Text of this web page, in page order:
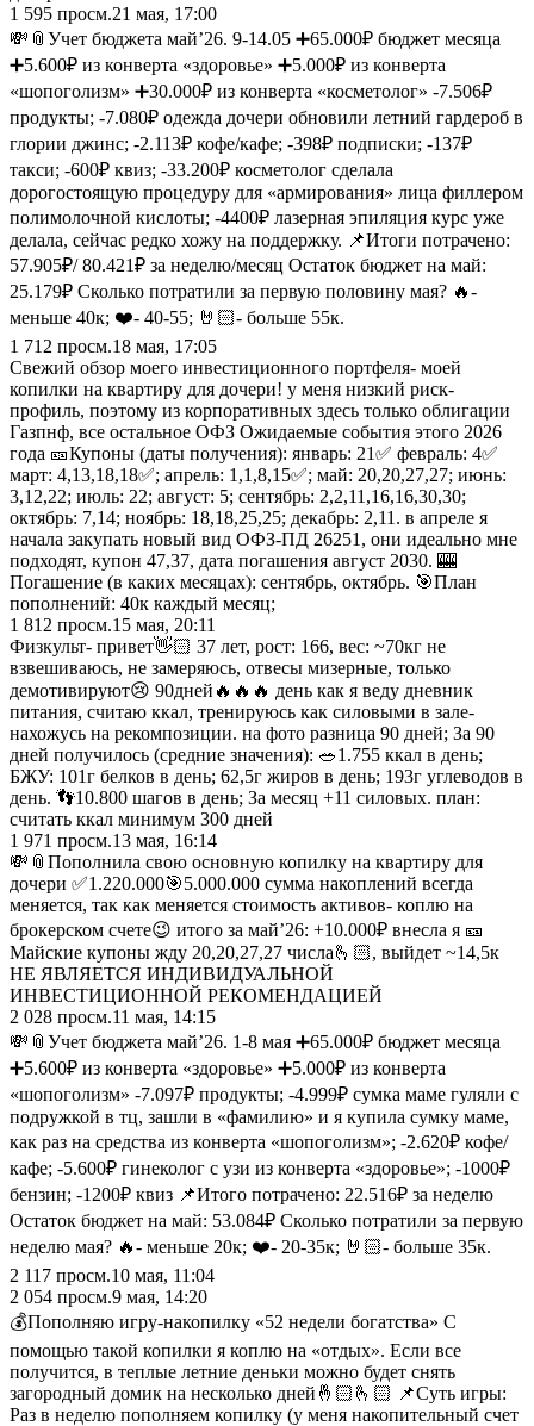
1 595 просм.21 мая, 17:00
💸📎Учет бюджета май’26. 9-14.05 ➕65.000₽ бюджет месяца
➕5.600₽ из конверта «здоровье» ➕5.000₽ из конверта
«шопоголизм» ➕30.000₽ из конверта «косметолог» -7.506₽
продукты; -7.080₽ одежда дочери обновили летний гардероб в
глории джинс; -2.113₽ кофе/кафе; -398₽ подписки; -137₽
такси; -600₽ квиз; -33.200₽ косметолог сделала
дорогостоящую процедуру для «армирования» лица филлером
полимолочной кислоты; -4400₽ лазерная эпиляция курс уже
делала, сейчас редко хожу на поддержку. 📌Итоги потрачено:
57.905₽/ 80.421₽ за неделю/месяц Остаток бюджет на май:
25.179₽ Сколько потратили за первую половину мая? 🔥-
меньше 40к; ❤️- 40-55; 🤘🏻- больше 55к.
1 712 просм.18 мая, 17:05
Свежий обзор моего инвестиционного портфеля- моей
копилки на квартиру для дочери! у меня низкий риск-
профиль, поэтому из корпоративных здесь только облигации
Газпнф, все остальное ОФЗ Ожидаемые события этого 2026
года 🎫Купоны (даты получения): январь: 21✅ февраль: 4✅
март: 4,13,18,18✅; апрель: 1,1,8,15✅; май: 20,20,27,27; июнь:
3,12,22; июль: 22; август: 5; сентябрь: 2,2,11,16,16,30,30;
октябрь: 7,14; ноябрь: 18,18,25,25; декабрь: 2,11. в апреле я
начала закупать новый вид ОФЗ-ПД 26251, они идеально мне
подходят, купон 47,37, дата погашения август 2030. 🎰
Погашение (в каких месяцах): сентябрь, октябрь. 🎯План
пополнений: 40к каждый месяц;
1 812 просм.15 мая, 20:11
Физкульт- привет👋🏻 37 лет, рост: 166, вес: ~70кг не
взвешиваюсь, не замеряюсь, отвесы мизерные, только
демотивируют😢 90дней🔥🔥🔥 день как я веду дневник
питания, считаю ккал, тренируюсь как силовыми в зале-
нахожусь на рекомпозиции. на фото разница 90 дней; За 90
дней получилось (средние значения): 🥗1.755 ккал в день;
БЖУ: 101г белков в день; 62,5г жиров в день; 193г углеводов в
день. 👣10.800 шагов в день; За месяц +11 силовых. план:
считать ккал минимум 300 дней
1 971 просм.13 мая, 16:14
💸📎Пополнила свою основную копилку на квартиру для
дочери ✅1.220.000🎯5.000.000 сумма накоплений всегда
меняется, так как меняется стоимость активов- коплю на
брокерском счете😉 итого за май’26: +10.000₽ внесла я 🎫
Майские купоны жду 20,20,27,27 числа🫰🏻, выйдет ~14,5к
НЕ ЯВЛЯЕТСЯ ИНДИВИДУАЛЬНОЙ
ИНВЕСТИЦИОННОЙ РЕКОМЕНДАЦИЕЙ
2 028 просм.11 мая, 14:15
💸📎Учет бюджета май’26. 1-8 мая ➕65.000₽ бюджет месяца
➕5.600₽ из конверта «здоровье» ➕5.000₽ из конверта
«шопоголизм» -7.097₽ продукты; -4.999₽ сумка маме гуляли с
подружкой в тц, зашли в «фамилию» и я купила сумку маме,
как раз на средства из конверта «шопоголизм»; -2.620₽ кофе/
кафе; -5.600₽ гинеколог с узи из конверта «здоровье»; -1000₽
бензин; -1200₽ квиз 📌Итого потрачено: 22.516₽ за неделю
Остаток бюджет на май: 53.084₽ Сколько потратили за первую
неделю мая? 🔥- меньше 20к; ❤️- 20-35к; 🤘🏻- больше 35к.
2 117 просм.10 мая, 11:04
2 054 просм.9 мая, 14:20
💰Пополняю игру-накопилку «52 недели богатства» С
помощью такой копилки я коплю на «отдых». Если все
получится, в теплые летние деньки можно будет снять
загородный домик на несколько дней🤞🏻🫰🏻 📌Суть игры:
Раз в неделю пополняем копилку (у меня накопительный счет